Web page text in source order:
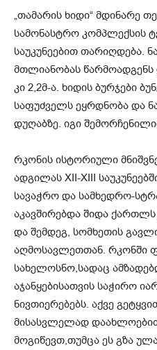
„თამარის ხიდი“ მდინარე
სამონასტრო კომპლექსის
საუკუნეებით თარიღდება.
მთლიანობას წარმოადგენს
კი 2,2მ-ა. ხიდის ბურჯები
საფუძველს ეყრდნობა და
დუღაბზე. იგი
რკონის ისტორიული
ადგილას XII-XIII
სავაჭრო და სამხედრო-
აკავშირებდა შიდა
და შემდეგ, სომხეთის
აღმოსავლეთთან. რკონში
სახელოსნო,სადაც
აჯანყებისათვის საჭირო
ნივთიერებებს. აქვე
მისასვლელად
მოგიწევთ,თუმცა ეს გზა